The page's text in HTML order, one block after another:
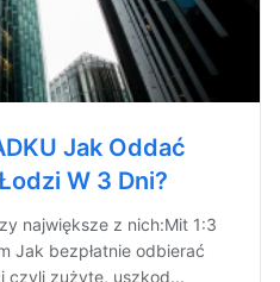
Jak Oddać
W 3 Dni?
największe z nich:Mit 1:3
Jak bezpłatnie odbierać
czyli zużyte, uszkod...